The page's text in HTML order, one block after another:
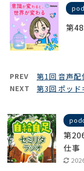
第
PREV 第1回 音声配
NEXT 第3回 ポッ
第
仕事